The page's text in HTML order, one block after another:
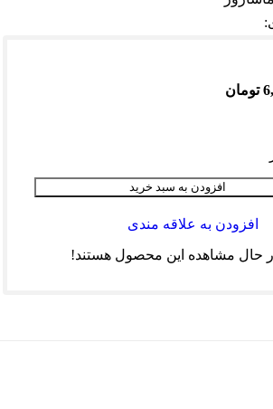
تومان
افزودن به سبد خرید
افزودن به علاقه مندی
حال مشاهده این محصول هستند!